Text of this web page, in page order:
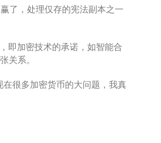
了，处理仅存的宪法副本之一
即加密技术的承诺，如智能合
关系。
很多加密货币的大问题，我真